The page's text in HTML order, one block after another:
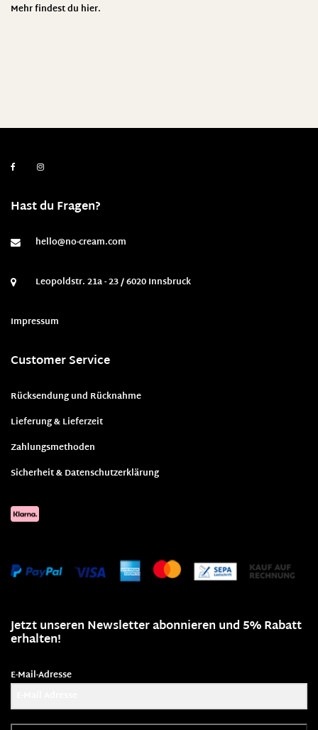
Mehr findest du hier.
Hast du Fragen?
hello@no-cream.com
Leopoldstr. 21a - 23 / 6020 Innsbruck
Impressum
Customer Service
Rücksendung und Rücknahme
Lieferung & Lieferzeit
Zahlungsmethoden
Sicherheit & Datenschutzerklärung
Jetzt unseren Newsletter abonnieren und 5% Rabatt
erhalten!
E-Mail-Adresse